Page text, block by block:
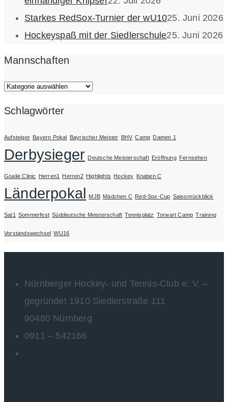
Starkes RedSox-Turnier der wU1025. Juni 2026
Hockeyspaß mit der Siedlerschule25. Juni 2026
Mannschaften
Mannschaften
Schlagwörter
Aufsteiger Bayern Pokal Bayrischer Meister BHV Camp Damen 1
Derbysieger Deutsche Meisterschaft Eröffnung Fernsehen
Goalie Clinic Herren1 Herren2 Highlights Hockey Knaben C
Länderpokal MJB Mädchen C Red-Sox-Cup Saisonrückblick
Sat1 Sommerfest Süddeutsche Meisterschaft Tennisplatz Torwart Camp Training
Vorstandswechsel WU16
Nürnberger Hockey- und Tennis-Club e. V. –
gegründet 1910 Siedlerstraße 111
90480 Nürnberg
0911 – 542166